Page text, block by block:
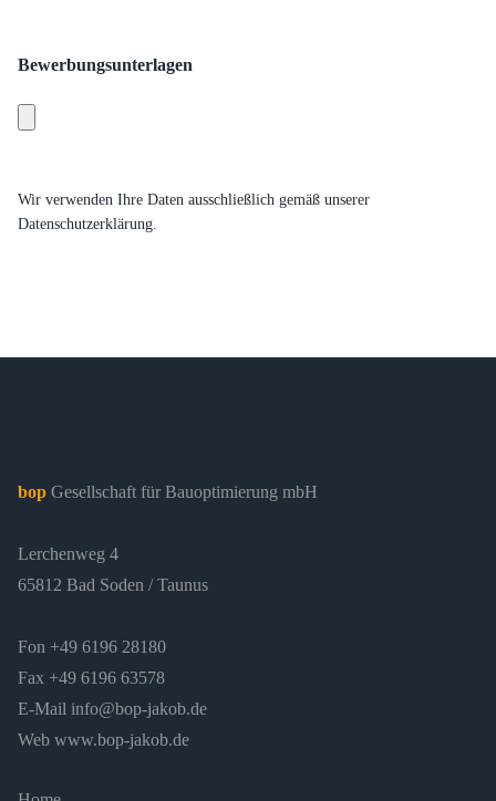
Bewerbungsunterlagen
Wir verwenden Ihre Daten ausschließlich gemäß unserer
Datenschutzerklärung.
bop Gesellschaft für Bauoptimierung mbH
Lerchenweg 4
65812 Bad Soden / Taunus
Fon +49 6196 28180
Fax +49 6196 63578
E-Mail info@bop-jakob.de
Web www.bop-jakob.de